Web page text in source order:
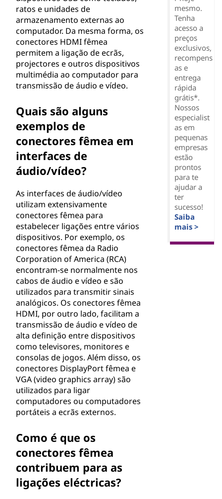
ratos e unidades de
armazenamento externas ao
computador. Da mesma forma, os
conectores HDMI fêmea
permitem a ligação de ecrãs,
projectores e outros dispositivos
multimédia ao computador para
transmissão de áudio e vídeo.
Quais são alguns
exemplos de
conectores fêmea em
interfaces de
áudio/vídeo?
As interfaces de áudio/vídeo
utilizam extensivamente
conectores fêmea para
estabelecer ligações entre vários
dispositivos. Por exemplo, os
conectores fêmea da Radio
Corporation of America (RCA)
encontram-se normalmente nos
cabos de áudio e vídeo e são
utilizados para transmitir sinais
analógicos. Os conectores fêmea
HDMI, por outro lado, facilitam a
transmissão de áudio e vídeo de
alta definição entre dispositivos
como televisores, monitores e
consolas de jogos. Além disso, os
conectores DisplayPort fêmea e
VGA (video graphics array) são
utilizados para ligar
computadores ou computadores
portáteis a ecrãs externos.
Como é que os
conectores fêmea
contribuem para as
ligações eléctricas?
mesmo.
Tenha
acesso a
preços
exclusivos,
recompens
as e
entrega
rápida
grátis*.
Nossos
especialist
as em
pequenas
empresas
estão
prontos
para te
ajudar a
ter
sucesso!
Saiba
mais >